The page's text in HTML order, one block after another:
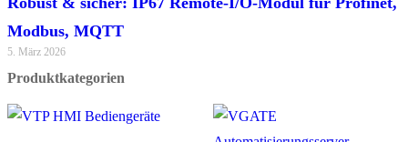
Modbus, MQTT
5. März 2026
Produktkategorien